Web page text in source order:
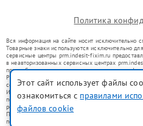
Политика
Вся информация на сайте носит исключительно
Товарные знаки используются исключительно
сервисные центры prm.indesit-fixim.ru
в неавторизованных сервисных центрах
правообладателями товарных знаков или их
Ремонт осуществляется для устройств, уже
со статьей 1487 ГК РФ.
Использование товарных знаков не преследует
потребителей в заблуждение, а служит для
ремонту техники указанных брендов.
Представленная на сайте информация не
положениями Статьи 437(2) Гражданского кодекса
Этот сайт использует файлы
ознакомиться с правилами
файлов cookie